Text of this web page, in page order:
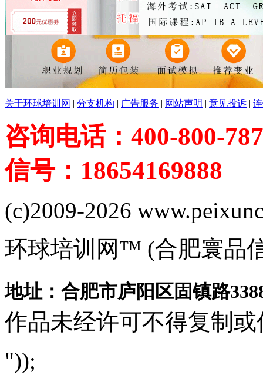
关于环球培训网 | 分支机构 | 广告服务 | 网站声明 | 意见投诉 |
咨询电话：400-800-
信号：18654169888
(c)2009-2026
环球培训网™ (合肥寰品
地址：合肥市庐阳区固镇路
作品未经许可不得复制或
"));